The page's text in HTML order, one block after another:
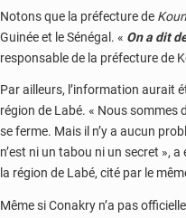
Notons que la préfecture de
Guinée et le Sénégal. « On a dit
responsable de la préfecture de
Par ailleurs, l’information aurait
région de Labé. « Nous sommes
se ferme. Mais il n’y a aucun
n’est ni un tabou ni un secret »,
la région de Labé, cité par le
Même si Conakry n’a pas